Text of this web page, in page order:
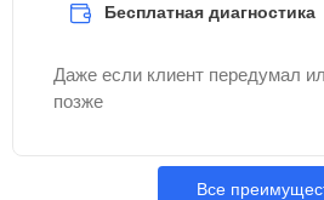
Бесплатная диагностика
Даже если клиент передумал
позже
Все